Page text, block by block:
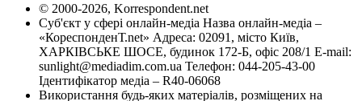
© 2000-2026, Korrespondent.net
Суб'єкт у сфері онлайн-медіа Назва онлайн-медіа –
«КореспонденТ.net» Адреса: 02091, місто Київ,
ХАРКІВСЬКЕ ШОСЕ, будинок 172-Б, офіс 208/1 E-mail:
sunlight@mediadim.com.ua Телефон: 044-205-43-00
Ідентифікатор медіа – R40-06068
Використання будь-яких матеріалів, розміщених на